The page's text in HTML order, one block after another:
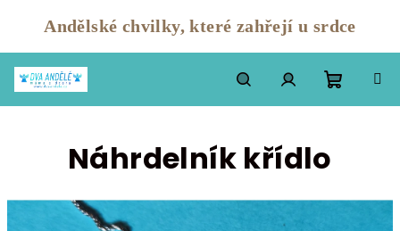
Andělské chvilky, které zahřejí u srdce
Přejít
na
HledatPřihlášení
Náhrdelník křídlo